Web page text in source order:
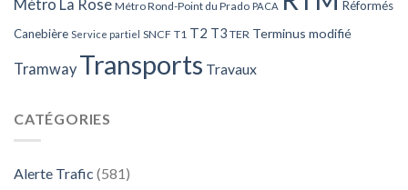
Métro La Rose Métro Rond-Point du Prado PACA
Réformés
Canebière Service partiel SNCF T1 T2 T3 TER Terminus modifié
Tramway Transports Travaux
CATÉGORIES
Alerte Trafic (581)